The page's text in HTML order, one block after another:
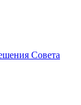
Совета